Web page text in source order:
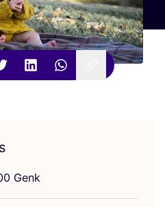
Genk